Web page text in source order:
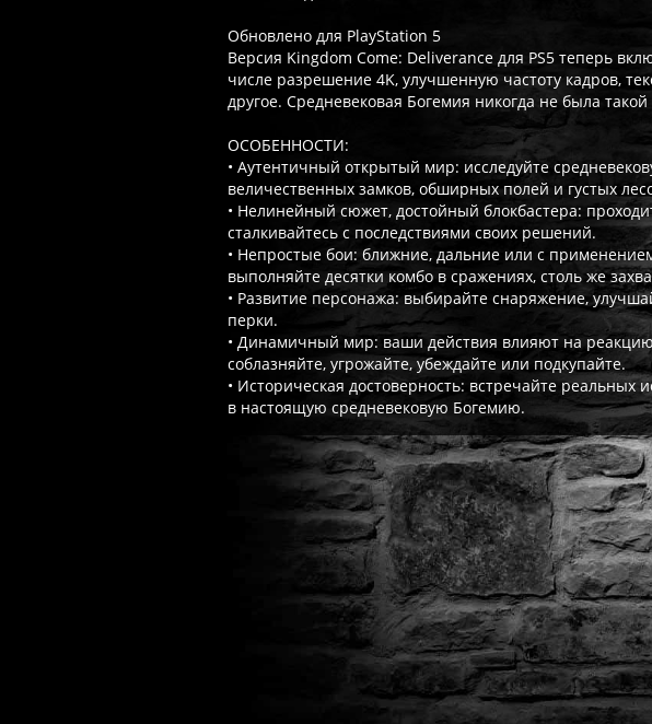
Обновлено для PlayStation 5
Версия Kingdom Come: Deliverance для PS5 теперь
числе разрешение 4K, улучшенную частоту кадров,
другое. Средневековая Богемия никогда не была такой
ОСОБЕННОСТИ:
• Аутентичный открытый мир: исследуйте
величественных замков, обширных полей и густых
• Нелинейный сюжет, достойный блокбастера:
сталкивайтесь с последствиями своих решений.
• Непростые бои: ближние, дальние или с
выполняйте десятки комбо в сражениях, столь же
• Развитие персонажа: выбирайте снаряжение,
перки.
• Динамичный мир: ваши действия влияют на
соблазняйте, угрожайте, убеждайте или подкупайте.
• Историческая достоверность: встречайте реальных
в настоящую средневековую Богемию.
Часто спрашивают
Когда я получу доступ к игре?Прокат выдаётся
Работает ли русский язык?Если локализация игры для
Что если игра не запускается?Свяжитесь с нашей
Есть ли поддержка после покупки?Да, наша поддержка